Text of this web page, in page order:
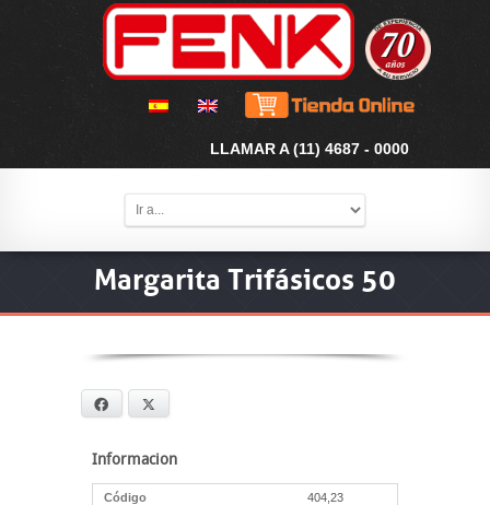
LLAMAR A (11) 4687 - 0000
Margarita Trifásicos 50
Facebook
Informacion
Código 404,23